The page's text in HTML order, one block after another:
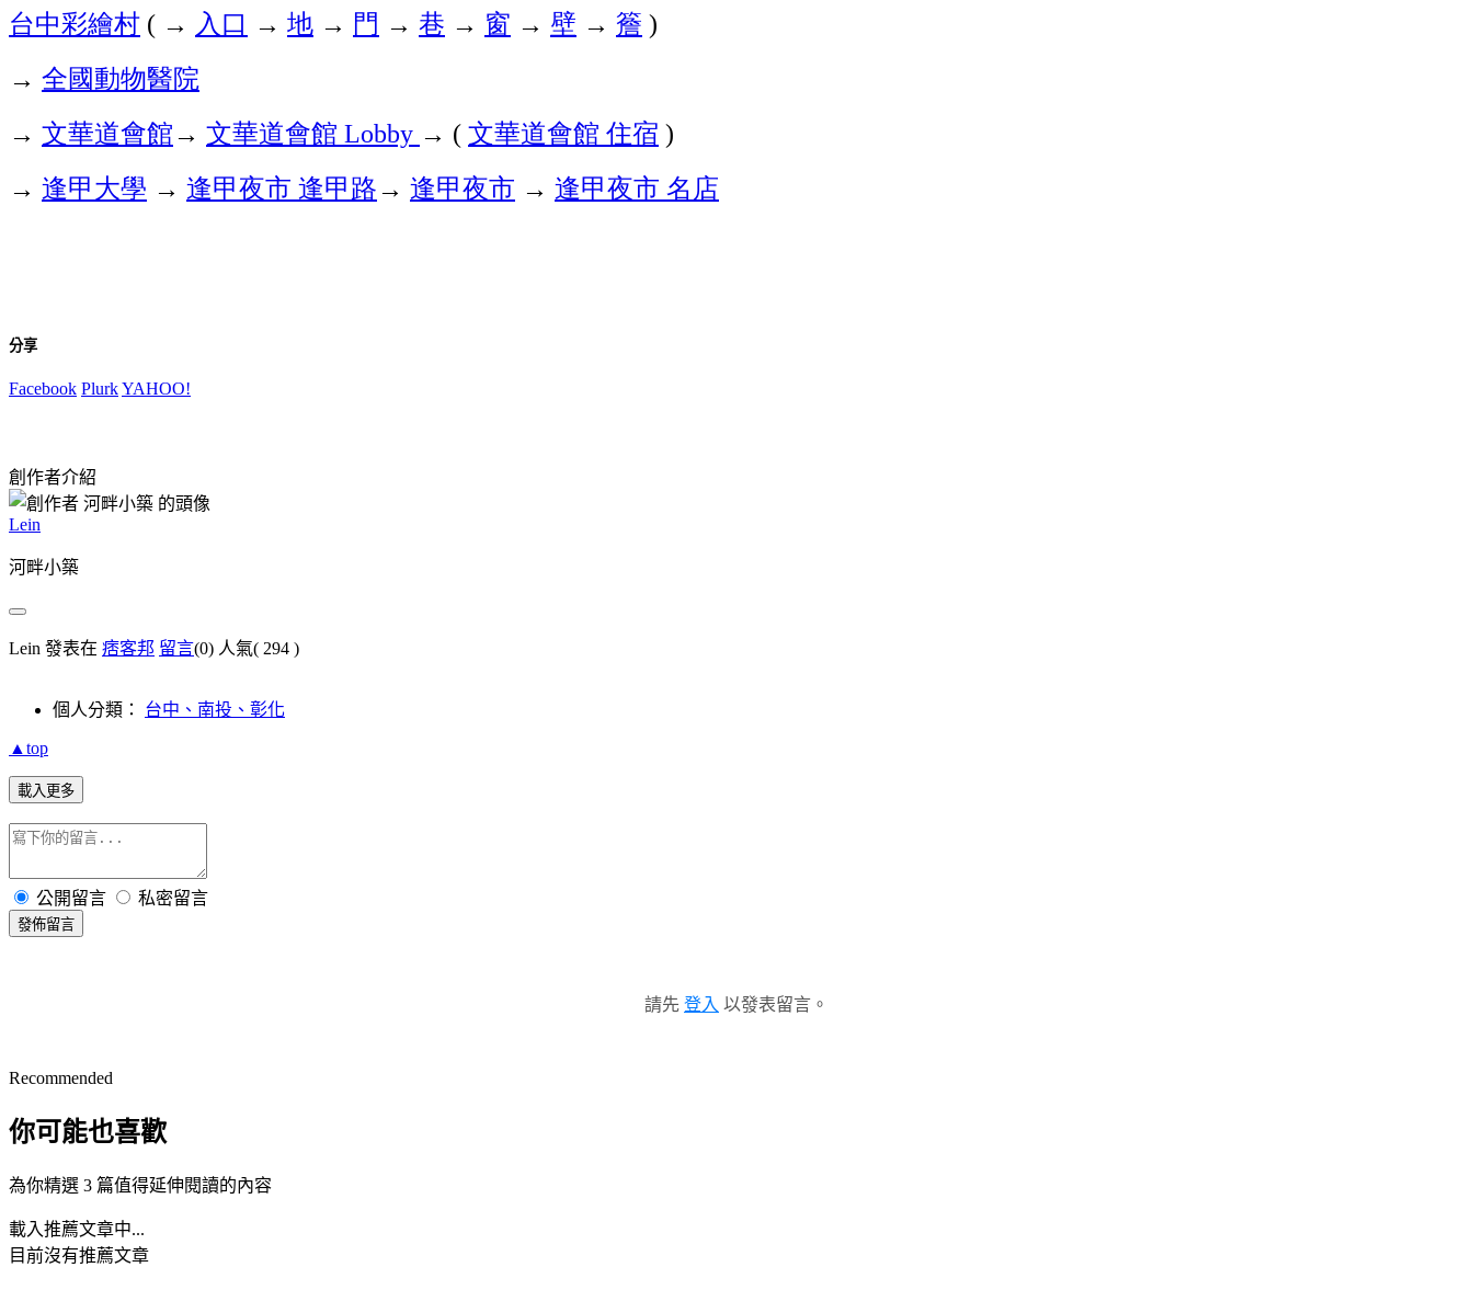
台中彩繪村 ( → 入口 → 地 → 門 → 巷 → 窗 → 壁 → 簷 )
→ 全國動物醫院
→ 文華道會館→ 文華道會館 Lobby → ( 文華道會館 住宿 )
→ 逢甲大學 → 逢甲夜市 逢甲路→ 逢甲夜市 → 逢甲夜市 名店
分享
Facebook PlurkYAHOO!
創作者介紹
Lein
河畔小築
Lein 發表在 痞客邦 留言(0) 人氣( 294 )
個人分類： 台中、南投、彰化
▲top
載入更多
公開留言 私密留言
發佈留言
請先 登入 以發表留言。
Recommended
你可能也喜歡
為你精選 3 篇值得延伸閱讀的內容
載入推薦文章中...
目前沒有推薦文章